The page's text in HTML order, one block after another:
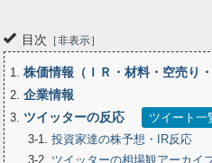
目次 非表示
1 株価情報（ＩＲ・材料・空売り
2 企業情報
3 ツイッターの反応
ツイート一
3-1 投資家達の株予想・IR反応
3-2 ツイッターの相場観アーカイ